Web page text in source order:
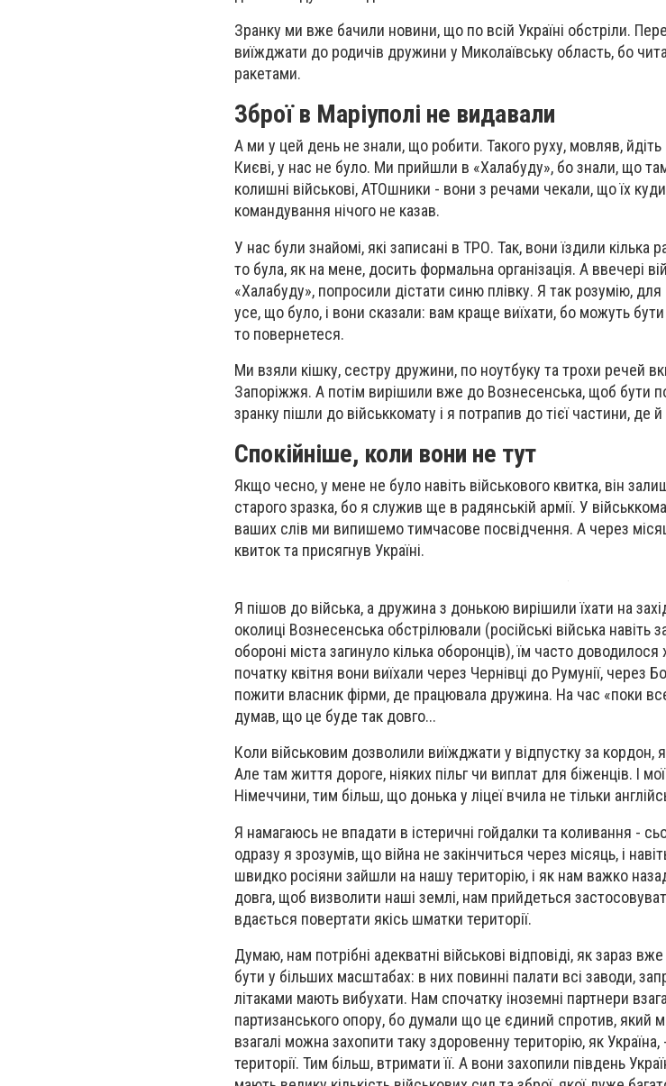
Зранку ми вже бачили новини, що по всій Україні обстріли.
виїжджати до родичів дружини у Миколаївську область, бо
ракетами.
Зброї в Маріуполі не видавали
А ми у цей день не знали, що робити. Такого руху, мовляв,
Києві, у нас не було. Ми прийшли в «Халабуду», бо знали, що
колишні військові, АТОшники - вони з речами чекали, що їх
командування нічого не казав.
У нас були знайомі, які записані в ТРО. Так, вони їздили кілька
то була, як на мене, досить формальна організація. А ввечері
«Халабуду», попросили дістати синю плівку. Я так розумію,
усе, що було, і вони сказали: вам краще виїхати, бо можуть
то повернетеся.
Ми взяли кішку, сестру дружини, по ноутбуку та трохи речей
Запоріжжя. А потім вирішили вже до Вознесенська, щоб бути
зранку пішли до військкомату і я потрапив до тієї частини, де
Спокійніше, коли вони не тут
Якщо чесно, у мене не було навіть військового квитка, він
старого зразка, бо я служив ще в радянській армії. У
ваших слів ми випишемо тимчасове посвідчення. А через
квиток та присягнув Україні.
Я пішов до війська, а дружина з донькою вирішили їхати на
околиці Вознесенська обстрілювали (російські війська навіть
обороні міста загинуло кілька оборонців), їм часто
початку квітня вони виїхали через Чернівці до Румунії, через
пожити власник фірми, де працювала дружина. На час «поки все
думав, що це буде так довго...
Коли військовим дозволили виїжджати у відпустку за кордон,
Але там життя дороге, ніяких пільг чи виплат для біженців. І
Німеччини, тим більш, що донька у ліцеї вчила не тільки
Я намагаюсь не впадати в істеричні гойдалки та коливання -
одразу я зрозумів, що війна не закінчиться через місяць, і
швидко росіяни зайшли на нашу територію, і як нам важко
довга, щоб визволити наші землі, нам прийдеться
вдається повертати якісь шматки території.
Думаю, нам потрібні адекватні військові відповіді, як зараз
бути у більших масштабах: в них повинні палати всі заводи,
літаками мають вибухати. Нам спочатку іноземні партнери
партизанського опору, бо думали що це єдиний спротив, який
взагалі можна захопити таку здоровенну територію, як
території. Тим більш, втримати її. А вони захопили південь